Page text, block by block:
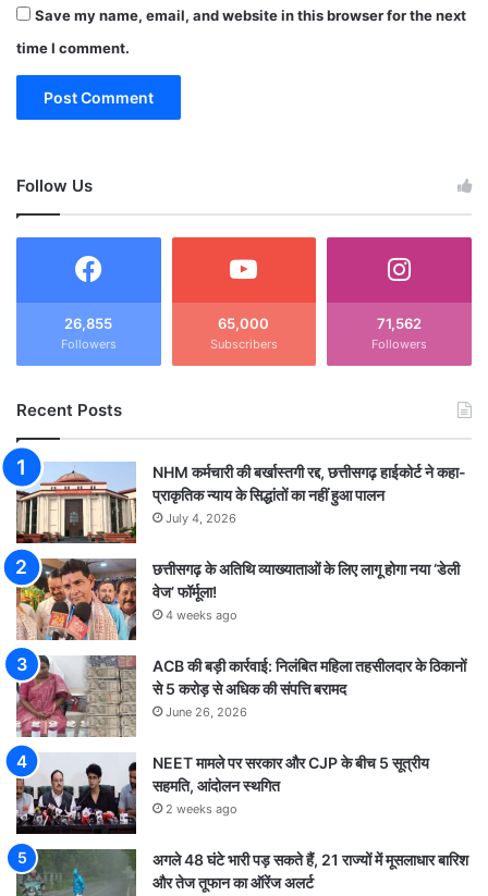
Save my name, email, and website in this browser for the next
time I comment.
Follow Us
26,855
Followers
65,000
Subscribers
71,562
Followers
Recent Posts
NHM कर्मचारी की बर्खास्तगी रद्द, छत्तीसगढ़ हाईकोर्ट ने कहा-
प्राकृतिक न्याय के सिद्धांतों का नहीं हुआ पालन
July 4, 2026
छत्तीसगढ़ के अतिथि व्याख्याताओं के लिए लागू होगा नया ‘डेली
वेज’ फॉर्मूला!
4 weeks ago
ACB की बड़ी कार्रवाई: निलंबित महिला तहसीलदार के ठिकानों
से 5 करोड़ से अधिक की संपत्ति बरामद
June 26, 2026
NEET मामले पर सरकार और CJP के बीच 5 सूत्रीय
सहमति, आंदोलन स्थगित
2 weeks ago
अगले 48 घंटे भारी पड़ सकते हैं, 21 राज्यों में मूसलाधार बारिश
और तेज तूफान का ऑरेंज अलर्ट